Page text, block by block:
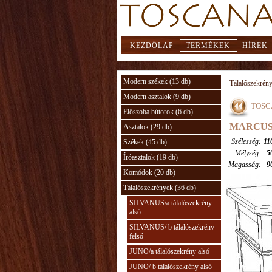
KEZDŐLAP TERMÉKEK HÍREK
Modern székek (13 db)
Modern asztalok (9 db)
Előszoba bútorok (6 db)
Asztalok (29 db)
Székek (45 db)
Íróasztalok (19 db)
Komódok (20 db)
Tálalószekrények (36 db)
SILVANUS/a tálalószekrény
alsó
SILVANUS/ b tálalószekrény
felső
JUNO/a tálalószekrény alsó
JUNO/ b tálalószekrény alsó
Szélesség:
Mélység:
Magasság: